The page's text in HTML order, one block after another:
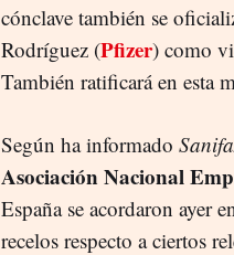
cónclave también se
Rodríguez (Pfizer) como
También ratificará en esta
Según ha informado
Asociación Nacional
España se acordaron ayer
recelos respecto a ciertos